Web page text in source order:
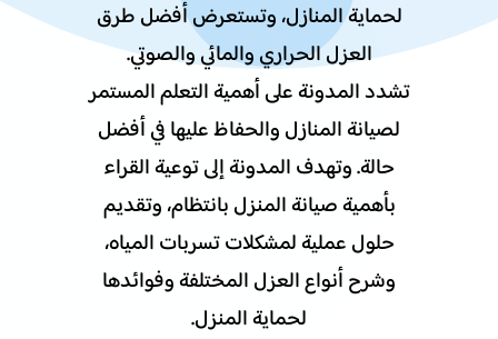
لحماية المنازل، وتستعرض أفضل طرق
العزل الحراري والمائي والصوتي.
تشدد المدونة على أهمية التعلم المستمر
لصيانة المنازل والحفاظ عليها في أفضل
حالة. وتهدف المدونة إلى توعية القراء
بأهمية صيانة المنزل بانتظام، وتقديم
حلول عملية لمشكلات تسربات المياه،
وشرح أنواع العزل المختلفة وفوائدها
لحماية المنزل.